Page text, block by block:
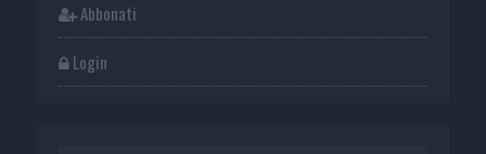
Abbonati
Login